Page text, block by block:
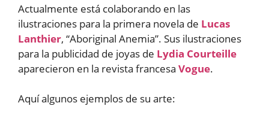
Actualmente está colaborando en las
ilustraciones para la primera novela de Lucas
Lanthier, “Aboriginal Anemia”. Sus ilustraciones
para la publicidad de joyas de Lydia Courteille
aparecieron en la revista francesa Vogue.
Aquí algunos ejemplos de su arte: